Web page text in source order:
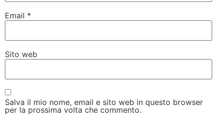
Email *
Sito web
Salva il mio nome, email e sito web in questo browser
per la prossima volta che commento.